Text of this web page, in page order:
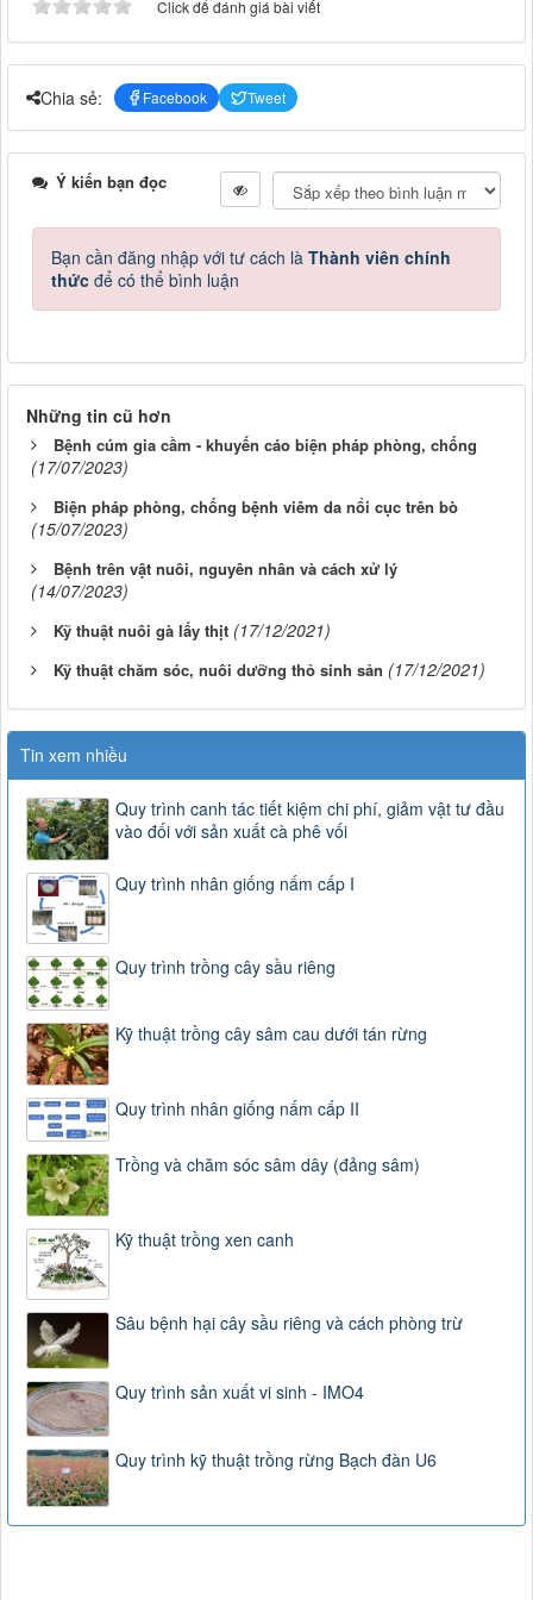
Click để đánh giá bài viết
Chia sẻ: Facebook Tweet
Ý kiến bạn đọc
Bạn cần đăng nhập với tư cách là Thành viên chính
thức để có thể bình luận
Những tin cũ hơn
Bệnh cúm gia cầm - khuyến cáo biện pháp phòng, chống
(17/07/2023)
Biện pháp phòng, chống bệnh viêm da nổi cục trên bò
(15/07/2023)
Bệnh trên vật nuôi, nguyên nhân và cách xử lý
(14/07/2023)
Kỹ thuật nuôi gà lấy thịt (17/12/2021)
Kỹ thuật chăm sóc, nuôi dưỡng thỏ sinh sản (17/12/2021)
Tin xem nhiều
Quy trình canh tác tiết kiệm chi phí, giảm vật tư đầu
vào đối với sản xuất cà phê vối
Quy trình nhân giống nấm cấp I
Quy trình trồng cây sầu riêng
Kỹ thuật trồng cây sâm cau dưới tán rừng
Quy trình nhân giống nấm cấp II
Trồng và chăm sóc sâm dây (đảng sâm)
Kỹ thuật trồng xen canh
Sâu bệnh hại cây sầu riêng và cách phòng trừ
Quy trình sản xuất vi sinh - IMO4
Quy trình kỹ thuật trồng rừng Bạch đàn U6